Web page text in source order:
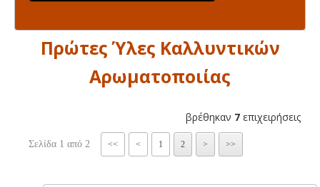
Πρώτες Ύλες Καλλυντικών
Αρωματοποιίας
βρέθηκαν 7 επιχειρήσεις
Σελίδα 1 από 2 << < 1 2 > >>